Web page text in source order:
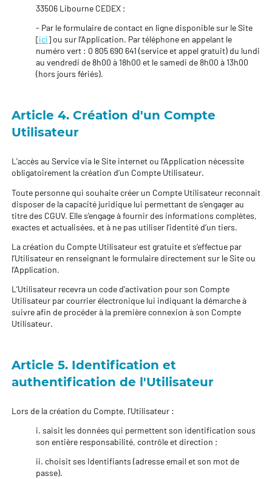
33506 Libourne CEDEX ;
- Par le formulaire de contact en ligne disponible sur le Site
[ici] ou sur l’Application. Par téléphone en appelant le
numéro vert : 0 805 690 641 (service et appel gratuit) du lundi
au vendredi de 8h00 à 18h00 et le samedi de 8h00 à 13h00
(hors jours fériés).
Article 4. Création d'un Compte
Utilisateur
L’accès au Service via le Site internet ou l’Application nécessite
obligatoirement la création d’un Compte Utilisateur.
Toute personne qui souhaite créer un Compte Utilisateur reconnait
disposer de la capacité juridique lui permettant de s’engager au
titre des CGUV. Elle s’engage à fournir des informations complètes,
exactes et actualisées, et à ne pas utiliser l’identité d’un tiers.
La création du Compte Utilisateur est gratuite et s’effectue par
l’Utilisateur en renseignant le formulaire directement sur le Site ou
l’Application.
L’Utilisateur recevra un code d’activation pour son Compte
Utilisateur par courrier électronique lui indiquant la démarche à
suivre afin de procéder à la première connexion à son Compte
Utilisateur.
Article 5. Identification et
authentification de l'Utilisateur
Lors de la création du Compte, l'Utilisateur :
i. saisit les données qui permettent son identification sous
son entière responsabilité, contrôle et direction ;
ii. choisit ses Identifiants (adresse email et son mot de
passe).